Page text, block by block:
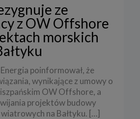
ze
z OW Offshore
morskich
poinformował, że
wynikające z umowy o
OW Offshore, a
projektów budowy
na Bałtyku. […]